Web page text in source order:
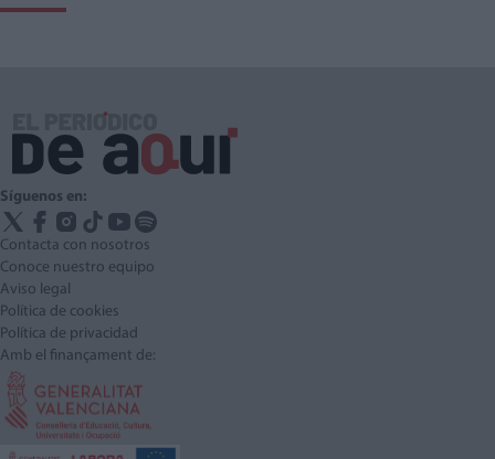
Síguenos en:
Contacta con nosotros
Conoce nuestro equipo
Aviso legal
Política de cookies
Política de privacidad
Amb el finançament de: